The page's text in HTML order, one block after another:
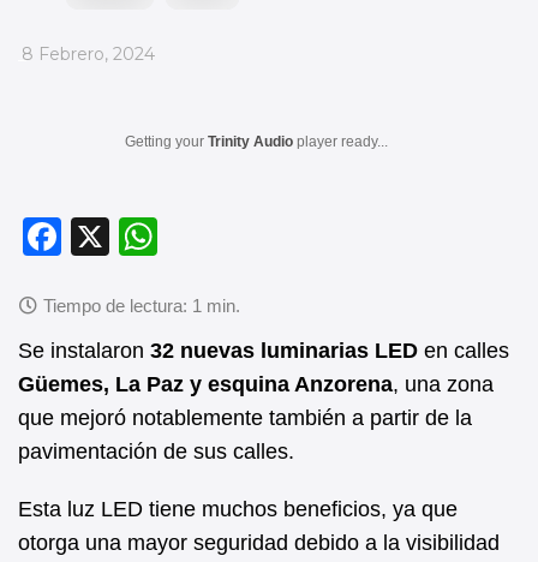
_
8 Febrero, 2024
Getting your Trinity Audio player ready...
F
c
e
b
o
o
k
X
at
s
A
p
p
Se instalaron 32 nuevas luminarias LED en calles
Güemes, La Paz y esquina Anzorena, una zona
que mejoró notablemente también a partir de la
pavimentación de sus calles.
Esta luz LED tiene muchos beneficios, ya que
otorga una mayor seguridad debido a la visibilidad